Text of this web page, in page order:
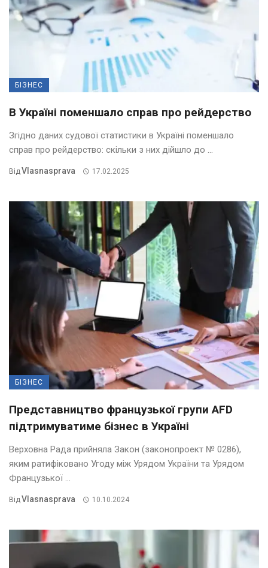
БІЗНЕС
В Україні поменшало справ про рейдерство
Згідно даних судової статистики в Україні поменшало
справ про рейдерство: скільки з них дійшло до ...
ВідVlasnasprava 17.02.2025
БІЗНЕС
Представництво французької групи AFD
підтримуватиме бізнес в Україні
Верховна Рада прийняла Закон (законопроект № 0286),
яким ратифіковано Угоду між Урядом України та Урядом
Французької ...
ВідVlasnasprava 10.10.2024